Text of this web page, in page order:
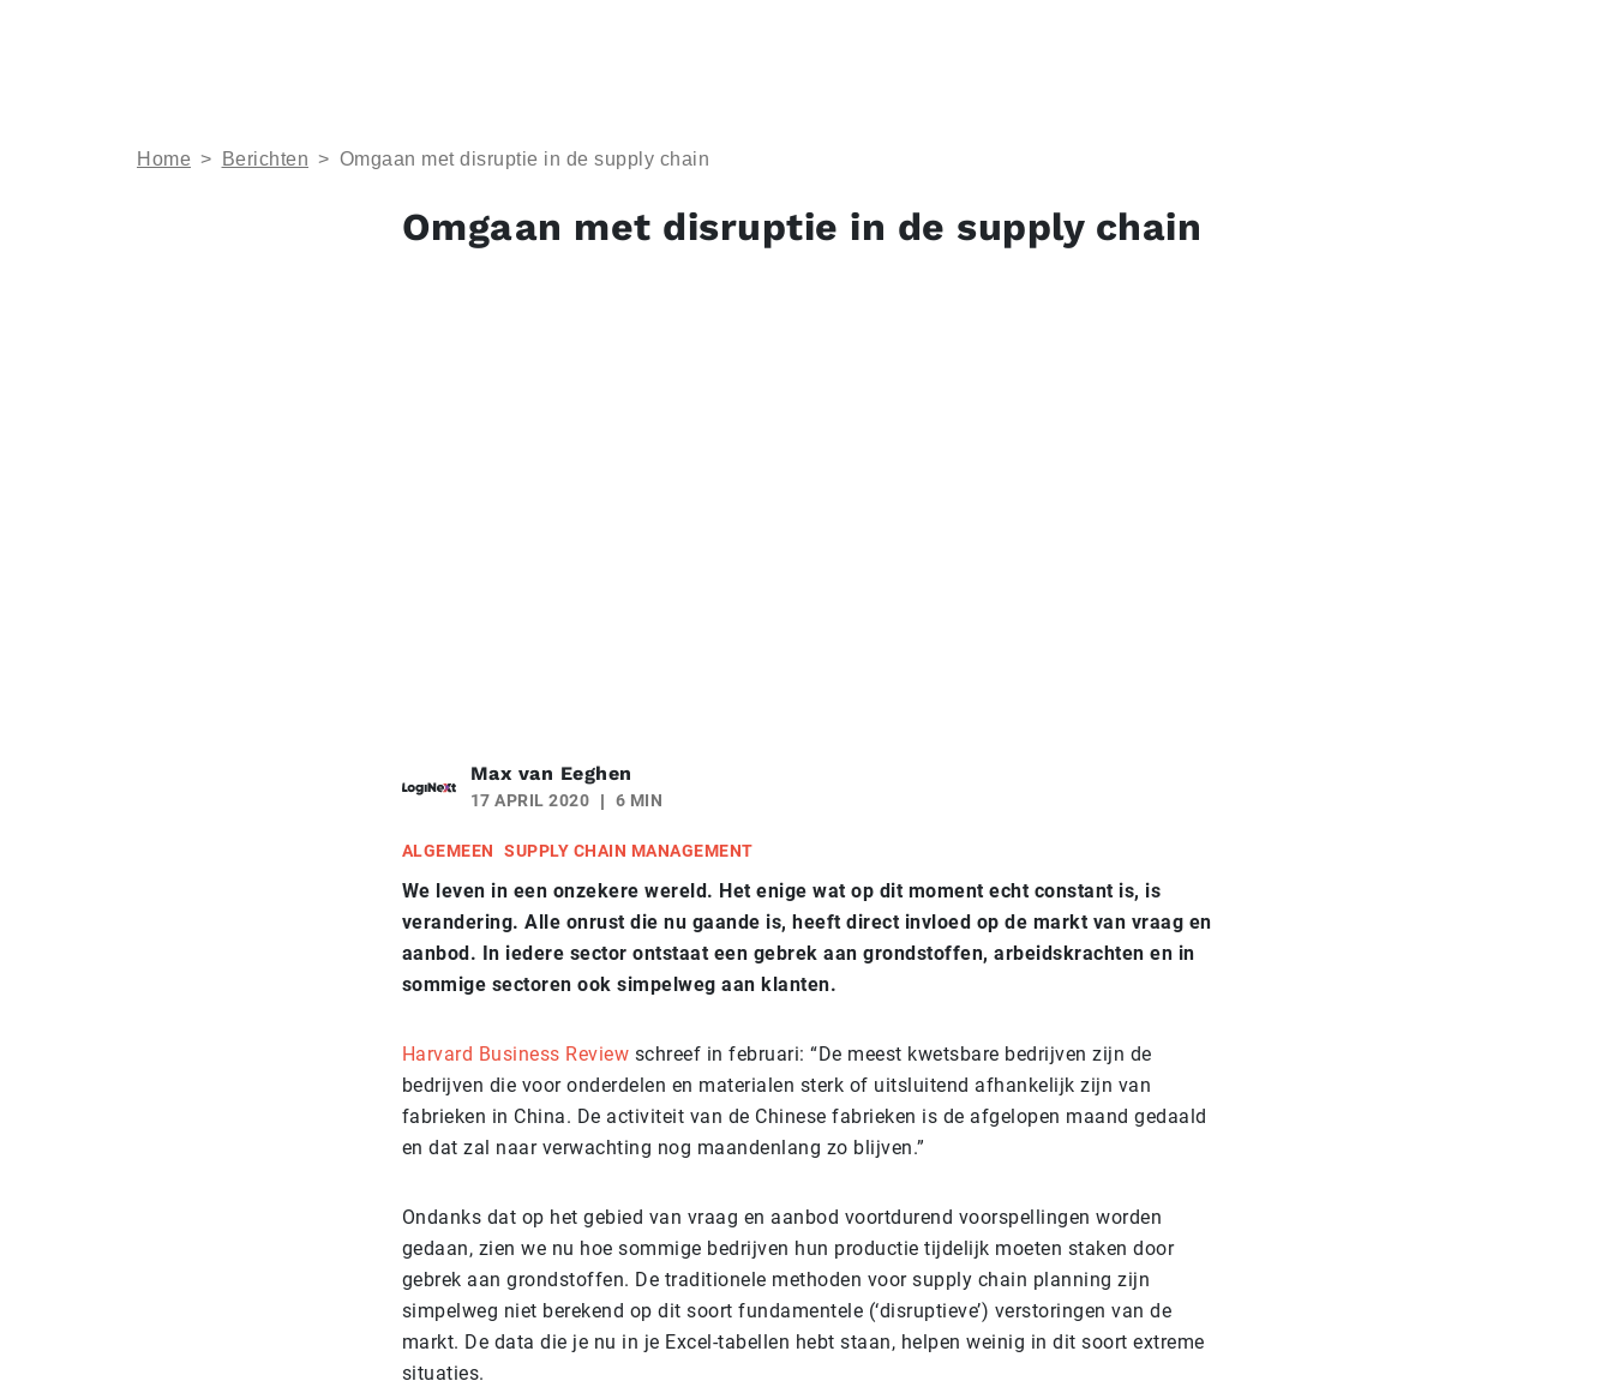
Home > Berichten > Omgaan met disruptie in de supply chain
Omgaan met disruptie in de supply chain
Max van Eeghen
17 APRIL 2020 6 MIN
ALGEMEEN SUPPLY CHAIN MANAGEMENT
We leven in een onzekere wereld. Het enige wat op dit moment echt constant is, is
verandering. Alle onrust die nu gaande is, heeft direct invloed op de markt van vraag en
aanbod. In iedere sector ontstaat een gebrek aan grondstoffen, arbeidskrachten en in
sommige sectoren ook simpelweg aan klanten.
Harvard Business Review schreef in februari: “De meest kwetsbare bedrijven zijn de
bedrijven die voor onderdelen en materialen sterk of uitsluitend afhankelijk zijn van
fabrieken in China. De activiteit van de Chinese fabrieken is de afgelopen maand gedaald
en dat zal naar verwachting nog maandenlang zo blijven.”
Ondanks dat op het gebied van vraag en aanbod voortdurend voorspellingen worden
gedaan, zien we nu hoe sommige bedrijven hun productie tijdelijk moeten staken door
gebrek aan grondstoffen. De traditionele methoden voor supply chain planning zijn
simpelweg niet berekend op dit soort fundamentele (‘disruptieve’) verstoringen van de
markt. De data die je nu in je Excel-tabellen hebt staan, helpen weinig in dit soort extreme
situaties.